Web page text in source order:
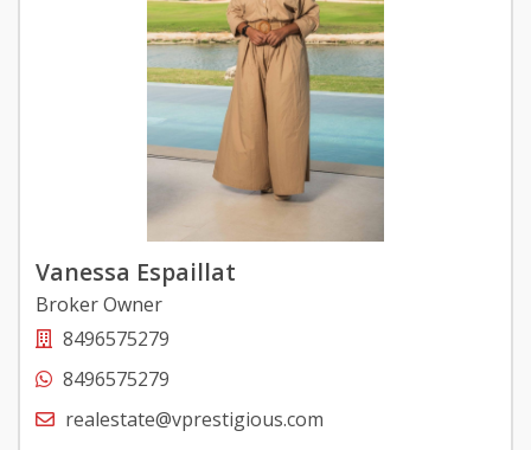
Vanessa Espaillat
Broker Owner
8496575279
8496575279
realestate@vprestigious.com